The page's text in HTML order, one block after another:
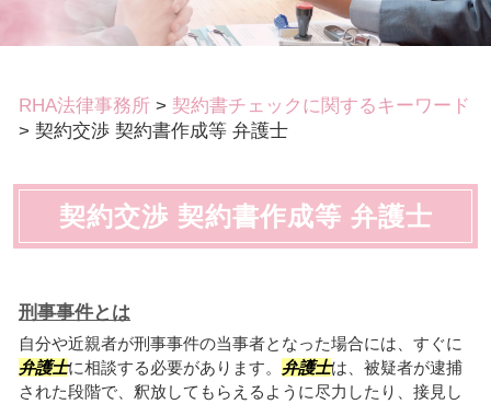
RHA法律事務所 > 契約書チェックに関するキーワード
> 契約交渉 契約書作成等 弁護士
契約交渉 契約書作成等 弁護士
刑事事件とは
自分や近親者が刑事事件の当事者となった場合には、すぐに
弁護士に相談する必要があります。 弁護士は、被疑者が逮捕
された段階で、釈放してもらえるように尽力したり、接見し